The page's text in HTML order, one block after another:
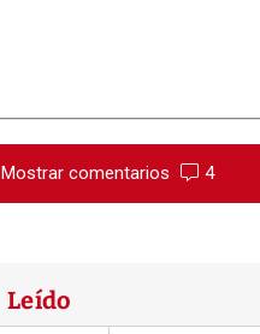
Mostrar comentarios 4
Leído